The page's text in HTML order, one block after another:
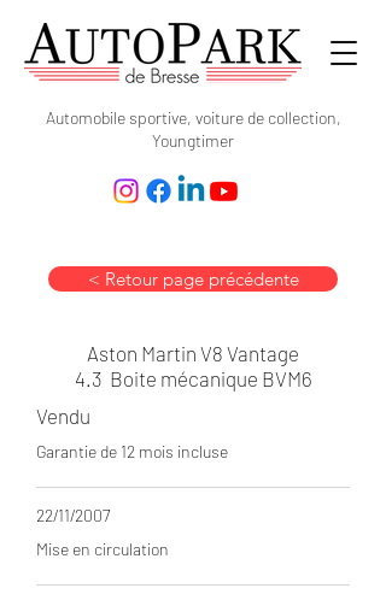
Automobile sportive, voiture de collection,
Youngtimer
< Retour page précédente
Aston Martin V8 Vantage
4.3 Boite mécanique BVM6
Vendu
Garantie de 12 mois incluse
22/11/2007
Mise en circulation